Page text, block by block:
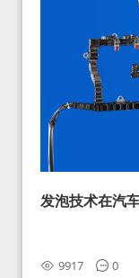
发泡技术在汽
9917 0